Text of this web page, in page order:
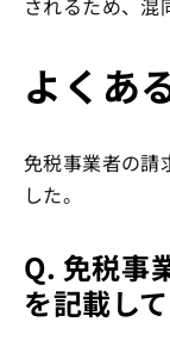
されるため、混
よくあ
免税事業者の請
した。
Q. 免税事
を記載し